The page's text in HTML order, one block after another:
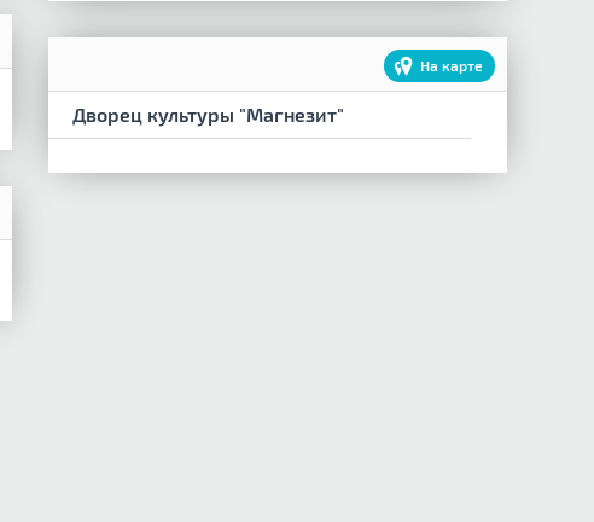
На карте
Дворец культуры "Магнезит"